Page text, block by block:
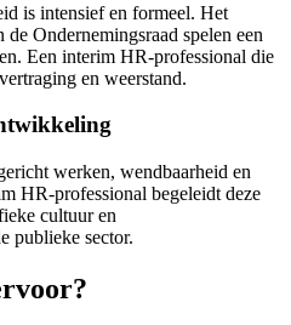
is intensief en formeel. Het
Ondernemingsraad spelen een
Een interim HR-professional die
en weerstand.
werken, wendbaarheid en
HR-professional begeleidt deze
cultuur en
publieke sector.